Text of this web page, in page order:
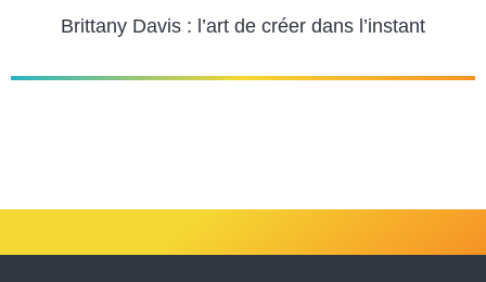
Brittany Davis : l’art de créer dans l’instant